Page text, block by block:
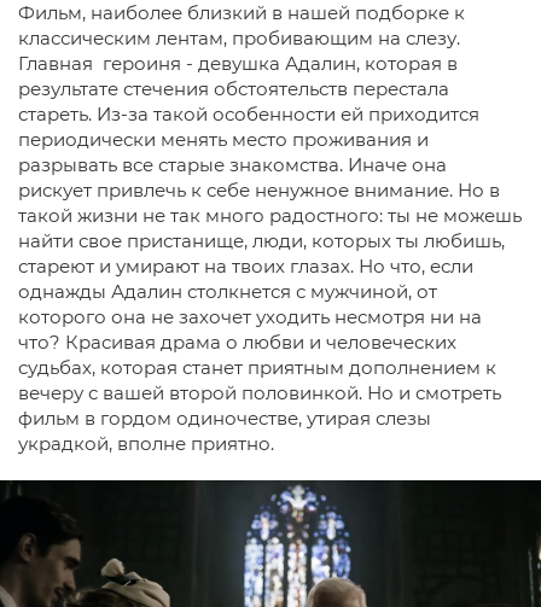
Фильм, наиболее близкий в нашей подборке к
классическим лентам, пробивающим на слезу.
Главная героиня - девушка Адалин, которая в
результате стечения обстоятельств перестала
стареть. Из-за такой особенности ей приходится
периодически менять место проживания и
разрывать все старые знакомства. Иначе она
рискует привлечь к себе ненужное внимание. Но в
такой жизни не так много радостного: ты не можешь
найти свое пристанище, люди, которых ты любишь,
стареют и умирают на твоих глазах. Но что, если
однажды Адалин столкнется с мужчиной, от
которого она не захочет уходить несмотря ни на
что? Красивая драма о любви и человеческих
судьбах, которая станет приятным дополнением к
вечеру с вашей второй половинкой. Но и смотреть
фильм в гордом одиночестве, утирая слезы
украдкой, вполне приятно.